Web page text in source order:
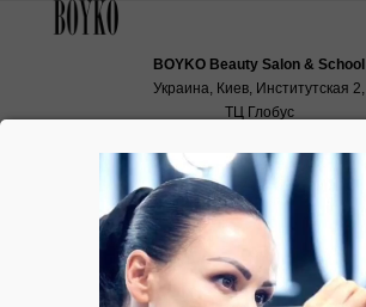
BOYKO Beauty Salon & School
Украина, Киев, Институтская 2,
ТЦ Глобус